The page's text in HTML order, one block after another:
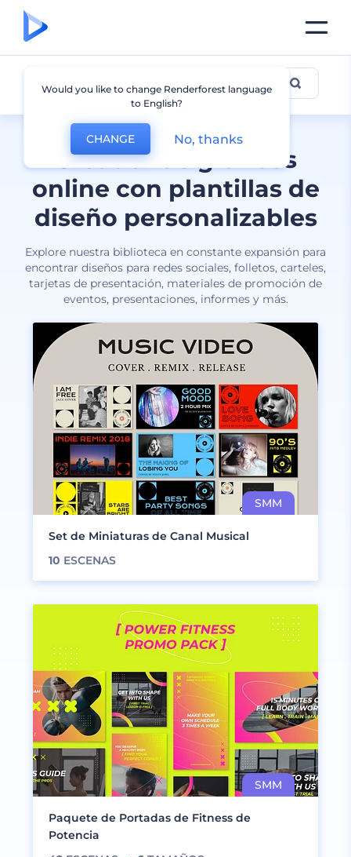
Creador de gráficos
online con plantillas de
diseño personalizables
Explore nuestra biblioteca en constante expansión para
encontrar diseños para redes sociales, folletos, carteles,
tarjetas de presentación, materiales de promoción de
eventos, presentaciones, informes y más.
Todos los diseños
Set de Miniaturas de Canal Musical
10 ESCENAS
Paquete de Portadas de Fitness de
Potencia
Would you like to change Renderforest language
to English?
CHANGE No, thanks